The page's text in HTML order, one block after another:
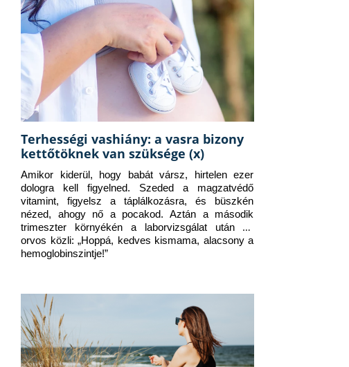
Terhességi vashiány: a vasra bizony
kettőtöknek van szüksége (x)
Amikor kiderül, hogy babát vársz, hirtelen ezer
dologra kell figyelned. Szeded a magzatvédő
vitamint, figyelsz a táplálkozásra, és büszkén
nézed, ahogy nő a pocakod. Aztán a második
trimeszter környékén a laborvizsgálat után az
orvos közli: „Hoppá, kedves kismama, alacsony a
hemoglobinszintje!”